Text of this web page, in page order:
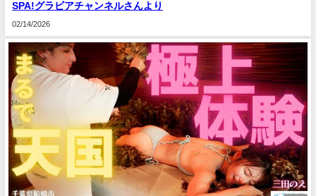
SPA!グラビアチャンネルさんより
02/14/2026